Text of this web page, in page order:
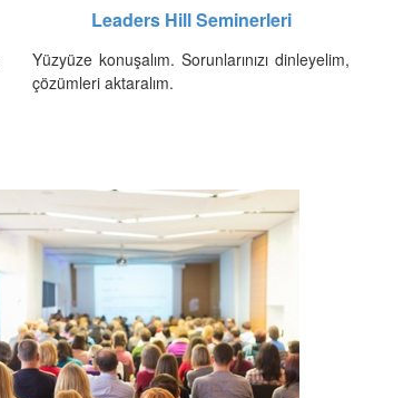
Leaders Hill Seminerleri
Yüzyüze konuşalım. Sorunlarınızı dinleyelim,
çözümleri aktaralım.